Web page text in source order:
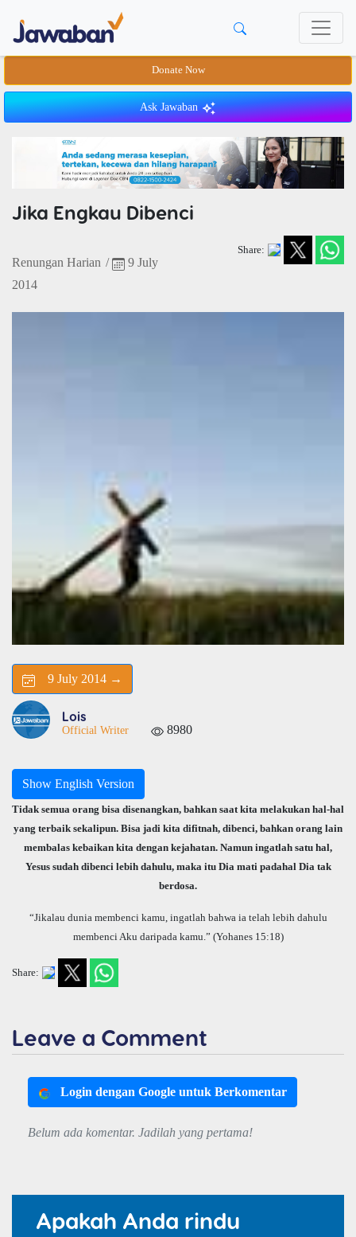
Donate Now
Ask Jawaban
Jika Engkau Dibenci
Renungan Harian /
9 July
2014
Share:
9 July 2014 →
Lois
Official Writer 8980
Show English Version
Tidak semua orang bisa disenangkan, bahkan saat kita melakukan hal-hal
yang terbaik sekalipun. Bisa jadi kita difitnah, dibenci, bahkan orang lain
membalas kebaikan kita dengan kejahatan. Namun ingatlah satu hal,
Yesus sudah dibenci lebih dahulu, maka itu Dia mati padahal Dia tak
berdosa.
“Jikalau dunia membenci kamu, ingatlah bahwa ia telah lebih dahulu
membenci Aku daripada kamu.” (Yohanes 15:18)
Share:
Leave a Comment
Login dengan Google untuk Berkomentar
Belum ada komentar. Jadilah yang pertama!
Apakah Anda rindu